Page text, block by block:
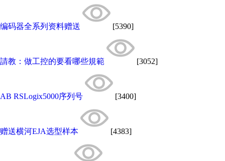
编码器全系列资料赠送 [5390]
請教：做工控的要看哪些規範 [3052]
AB RSLogix5000序列号 [3400]
赠送横河EJA选型样本 [4383]